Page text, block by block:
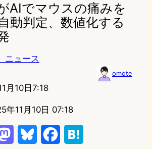
AIでマウスの痛みを
動判定、数値化する
ニュース
omote
月10日7:18
年11月10日 07:18